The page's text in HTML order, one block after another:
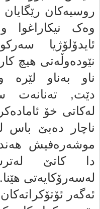
روسیه‌کان
وه‌ک نیکاراغوا
ئایدۆلۆژیا
نێوده‌وڵه‌تى هیچ
ناو به‌ناو
دێت, ته‌نانه‌ت
له‌کاتى خۆ
ناچار ده‌بێ باس
موشه‌ره‌فیش
دا کاتێ
له‌سه‌رۆکایه‌تى هێنا.
ئه‌گه‌ر